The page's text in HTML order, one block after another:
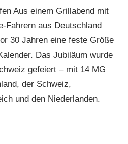
Aus einem Grillabend mit
Fahrern aus Deutschland
30 Jahren eine feste Größe
Das Jubiläum wurde
gefeiert – mit 14 MG
der Schweiz,
und den Niederlanden.